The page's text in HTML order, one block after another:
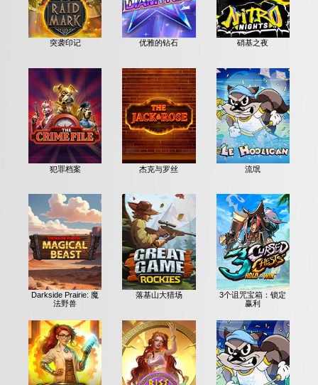
突袭印记 优雅的钻石 硝基之夜
犯罪档案 杰克与罗丝 流氓
Darkside Prairie: 魔
法野兽
落基山大猎场
3个诅咒宝箱：锁定
赢利